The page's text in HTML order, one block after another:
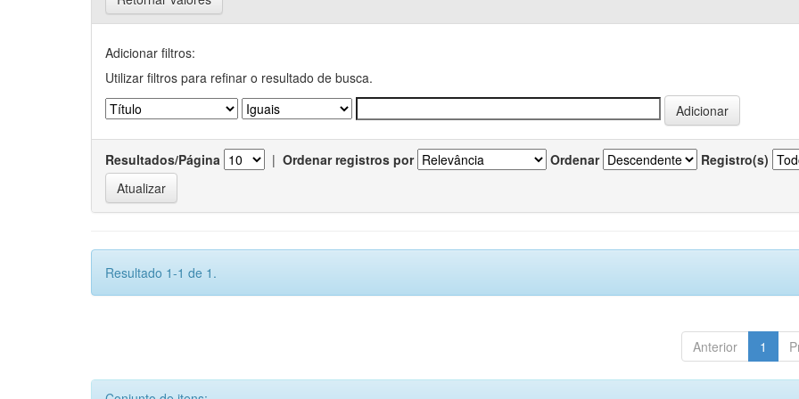
Adicionar filtros:
Utilizar filtros para refinar o resultado de busca.
Resultados/Página | Ordenar registros por Ordenar Registro(s)
Resultado 1-1 de 1.
Anterior 1